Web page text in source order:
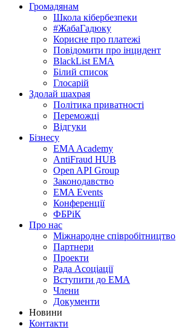
Громадянам
Школа кібербезпеки
#ЖабаГадюку
Корисне про платежі
Повідомити про інцидент
BlackList EMA
Білий список
Глосарій
Здолай шахрая
Політика приватності
Переможцi
Відгуки
Бізнесу
EMA Academy
AntiFraud HUB
Open API Group
Законодавство
EMA Events
Конференції
ФБРіК
Про нас
Міжнародне співробітництво
Партнери
Проекти
Рада Асоціації
Вступити до ЕМА
Члени
Документи
Новини
Контакти